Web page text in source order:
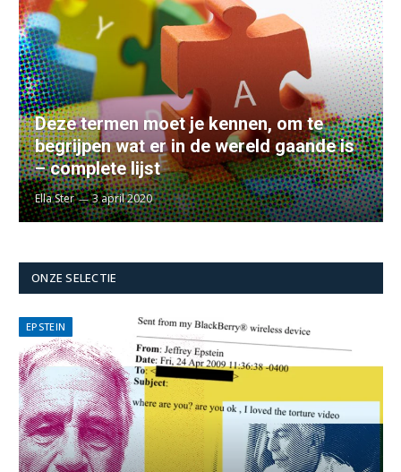
Deze termen moet je kennen, om te
begrijpen wat er in de wereld gaande is
– complete lijst
Ella Ster 3 april 2020
ONZE SELECTIE
EPSTEIN